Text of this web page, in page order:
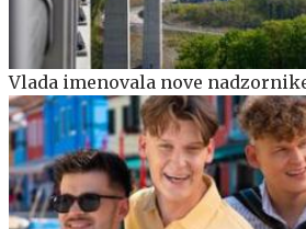
Vlada imenovala nove